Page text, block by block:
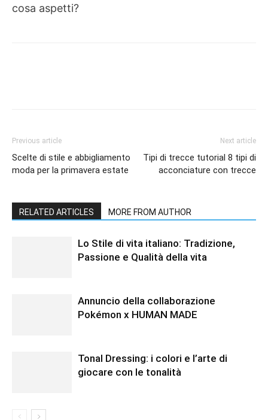
cosa aspetti?
Previous article
Scelte di stile e abbigliamento
moda per la primavera estate
Next article
Tipi di trecce tutorial 8 tipi di
acconciature con trecce
RELATED ARTICLES MORE FROM AUTHOR
Lo Stile di vita italiano: Tradizione,
Passione e Qualità della vita
Annuncio della collaborazione
Pokémon x HUMAN MADE
Tonal Dressing: i colori e l’arte di
giocare con le tonalità